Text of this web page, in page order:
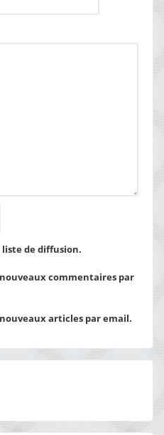
de diffusion.
commentaires par
articles par email.